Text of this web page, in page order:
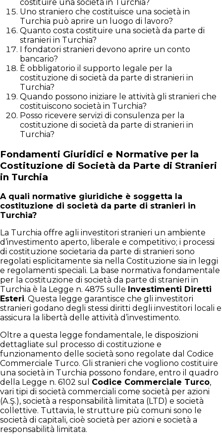
costituire una società in Turchia?
Uno straniero che costituisce una società in
Turchia può aprire un luogo di lavoro?
Quanto costa costituire una società da parte di
stranieri in Turchia?
I fondatori stranieri devono aprire un conto
bancario?
È obbligatorio il supporto legale per la
costituzione di società da parte di stranieri in
Turchia?
Quando possono iniziare le attività gli stranieri che
costituiscono società in Turchia?
Posso ricevere servizi di consulenza per la
costituzione di società da parte di stranieri in
Turchia?
Fondamenti Giuridici e Normative per la
Costituzione di Società da Parte di Stranieri
in Turchia
A quali normative giuridiche è soggetta la
costituzione di società da parte di stranieri in
Turchia?
La Turchia offre agli investitori stranieri un ambiente
d’investimento aperto, liberale e competitivo; i processi
di costituzione societaria da parte di stranieri sono
regolati esplicitamente sia nella Costituzione sia in leggi
e regolamenti speciali. La base normativa fondamentale
per la costituzione di società da parte di stranieri in
Turchia è la Legge n. 4875 sulle Investimenti Diretti
Esteri. Questa legge garantisce che gli investitori
stranieri godano degli stessi diritti degli investitori locali e
assicura la libertà delle attività d’investimento.
Oltre a questa legge fondamentale, le disposizioni
dettagliate sul processo di costituzione e
funzionamento delle società sono regolate dal Codice
Commerciale Turco. Gli stranieri che vogliono costituire
una società in Turchia possono fondare, entro il quadro
della Legge n. 6102 sul Codice Commerciale Turco,
vari tipi di società commerciali come società per azioni
(A.Ş.), società a responsabilità limitata (LTD) e società
collettive. Tuttavia, le strutture più comuni sono le
società di capitali, cioè società per azioni e società a
responsabilità limitata.